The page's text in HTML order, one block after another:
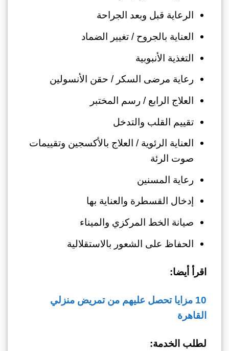
الرعاية قبل وبعد الجراحة
العناية بالجروح / تغيير الضماد
التغذية الأنبوبية
رعاية مرضى السكر / حقن الأنسولين
العلاج الرابع / رسم المختبر
تقييم القلب والتدخل
العناية الرئوية / العلاج بالأكسجين وتقييمات
صوت الرئة
رعاية المسنين
إدخال القسطرة والعناية بها
صيانة الخط المركزي والميناء
الحفاظ على الشعور بالاستقلالية
اقرأ أيضا:
10 مزايا تحصل عليهم من تمريض منزلي
القاهرة
لطلب الخدمة: